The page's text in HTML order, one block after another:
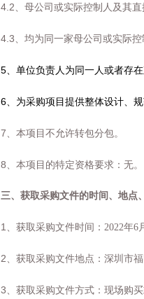
4.2 、母公司或实际控制人及其
4.3 、均为同一家母公司或实际
5 、单位负责人为同一人或者存
6 、为采购项目提供整体设计、
7 、本项目不允许转包分包。
8 、本项目的特定资格要求：无。
三、获取采购文件的时间、地点
1 、获取采购文件时间： 2022年6
2 、获取采购文件地点：深圳市
3 、获取采购文件方式： 现场购